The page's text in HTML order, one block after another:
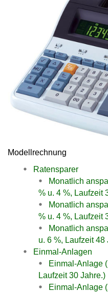
Modellrechnung
Ratensparer
Monatlich
% u. 4 %, Laufzeit
Monatlich
% u. 4 %, Laufzeit
Monatlich
u. 6 %, Laufzeit 48
Einmal-Anlagen
Einmal-Anlage
Laufzeit 30 Jahre.)
Einmal-Anlage